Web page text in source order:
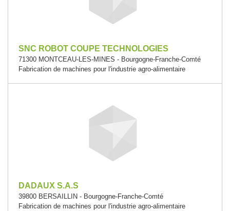
SNC ROBOT COUPE TECHNOLOGIES
71300 MONTCEAU-LES-MINES - Bourgogne-Franche-Comté
Fabrication de machines pour l'industrie agro-alimentaire
DADAUX S.A.S
39800 BERSAILLIN - Bourgogne-Franche-Comté
Fabrication de machines pour l'industrie agro-alimentaire